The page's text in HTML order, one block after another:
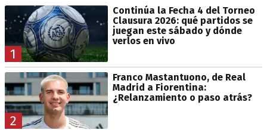
1
Continúa la Fecha 4 del Torneo
Clausura 2026: qué partidos se
juegan este sábado y dónde
verlos en vivo
2
Franco Mastantuono, de Real
Madrid a Fiorentina:
¿Relanzamiento o paso atrás?